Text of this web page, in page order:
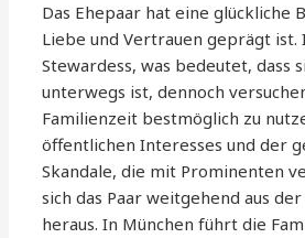
Das Ehepaar hat eine glückliche
Liebe und Vertrauen geprägt
Stewardess, was bedeutet, dass
unterwegs ist, dennoch
Familienzeit bestmöglich zu
öffentlichen Interesses und der
Skandale, die mit Prominenten
sich das Paar weitgehend aus
heraus. In München führt die